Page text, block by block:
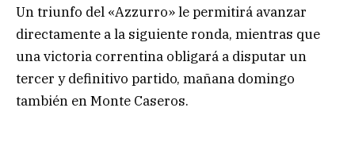
Un triunfo del «Azzurro» le permitirá avanzar
directamente a la siguiente ronda, mientras que
una victoria correntina obligará a disputar un
tercer y definitivo partido, mañana domingo
también en Monte Caseros.